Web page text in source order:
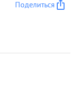
Поделиться